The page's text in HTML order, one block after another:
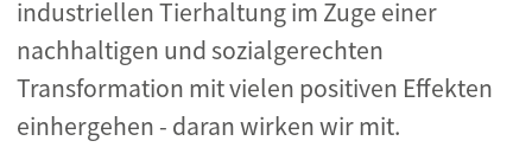
industriellen Tierhaltung im Zuge einer
nachhaltigen und sozialgerechten
Transformation mit vielen positiven Effekten
einhergehen - daran wirken wir mit.